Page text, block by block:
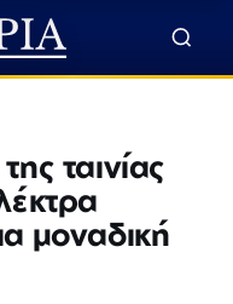
ταινίας
μοναδική